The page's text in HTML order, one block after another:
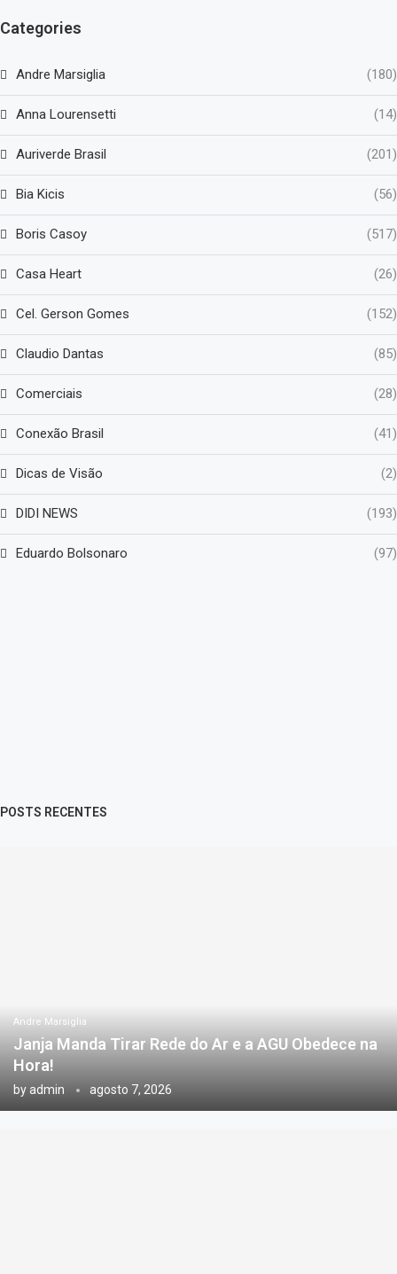
Categories
Andre Marsiglia (180)
Anna Lourensetti (14)
Auriverde Brasil (201)
Bia Kicis (56)
Boris Casoy (517)
Casa Heart (26)
Cel. Gerson Gomes (152)
Claudio Dantas (85)
Comerciais (28)
Conexão Brasil (41)
Dicas de Visão (2)
DIDI NEWS (193)
Eduardo Bolsonaro (97)
POSTS RECENTES
Andre Marsiglia
Janja Manda Tirar Rede do Ar e a AGU Obedece na
Hora!
byadmin agosto 7, 2026